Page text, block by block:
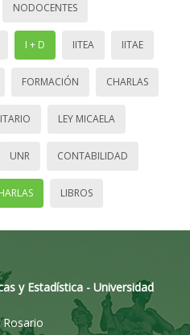
NODOCENTES
I + D IITEA IITAE
FORMACIÓN CHARLAS
LEY MICAELA
UNR CONTABILIDAD
LIBROS
y Estadística - Universidad